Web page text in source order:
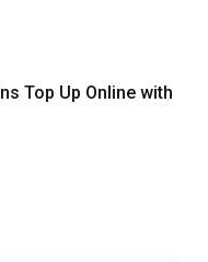
Top Up Online with